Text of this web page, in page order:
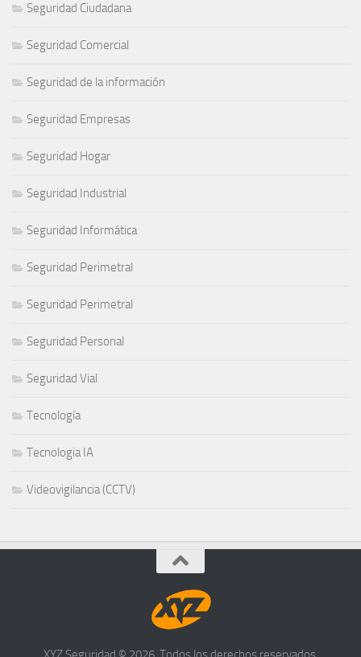
Seguridad Ciudadana
Seguridad Comercial
Seguridad de la información
Seguridad Empresas
Seguridad Hogar
Seguridad Industrial
Seguridad Informática
Seguridad Perimetral
Seguridad Perimetral
Seguridad Personal
Seguridad Vial
Tecnología
Tecnologia IA
Videovigilancia (CCTV)